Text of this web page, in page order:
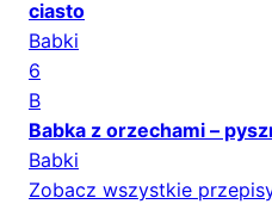
ciasto
Babki
6
B
Babka z orzechami –
Babki
Zobacz wszystkie